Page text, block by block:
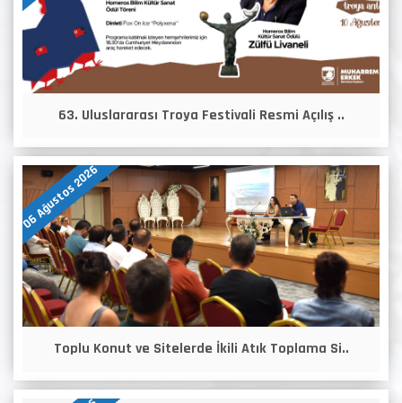
63. Uluslararası Troya Festivali Resmi Açılış ..
06 Ağustos 2026
Toplu Konut ve Sitelerde İkili Atık Toplama Si..